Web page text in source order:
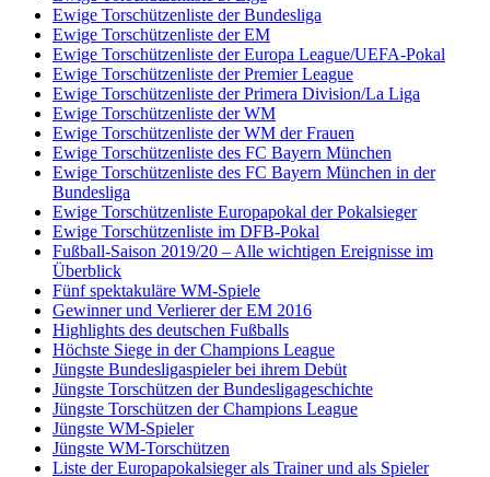
Ewige Torschützenliste der Bundesliga
Ewige Torschützenliste der EM
Ewige Torschützenliste der Europa League/UEFA-Pokal
Ewige Torschützenliste der Premier League
Ewige Torschützenliste der Primera Division/La Liga
Ewige Torschützenliste der WM
Ewige Torschützenliste der WM der Frauen
Ewige Torschützenliste des FC Bayern München
Ewige Torschützenliste des FC Bayern München in der
Bundesliga
Ewige Torschützenliste Europapokal der Pokalsieger
Ewige Torschützenliste im DFB-Pokal
Fußball-Saison 2019/20 – Alle wichtigen Ereignisse im
Überblick
Fünf spektakuläre WM-Spiele
Gewinner und Verlierer der EM 2016
Highlights des deutschen Fußballs
Höchste Siege in der Champions League
Jüngste Bundesligaspieler bei ihrem Debüt
Jüngste Torschützen der Bundesligageschichte
Jüngste Torschützen der Champions League
Jüngste WM-Spieler
Jüngste WM-Torschützen
Liste der Europapokalsieger als Trainer und als Spieler